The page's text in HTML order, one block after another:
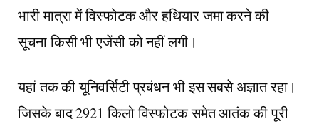
भारी मात्रा में विस्फोटक और हथियार जमा करने की
सूचना किसी भी एजेंसी को नहीं लगी।
यहां तक की यूनिवर्सिटी प्रबंधन भी इस सबसे अज्ञात रहा।
जिसके बाद 2921 किलो विस्फोटक समेत आतंक की पूरी